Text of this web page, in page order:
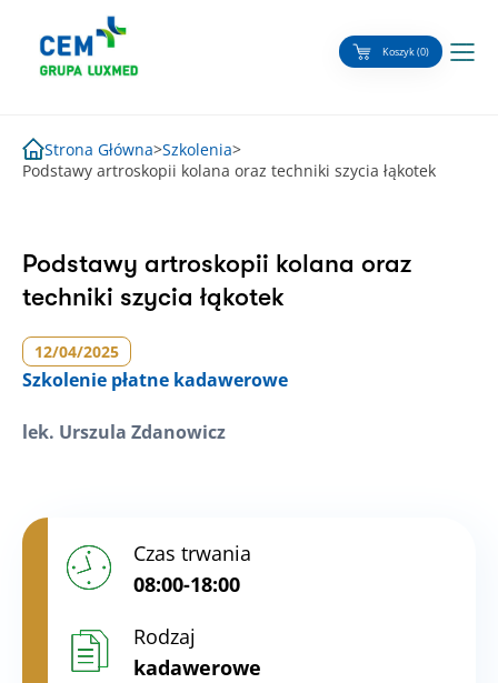
content
Koszyk (0)
Strona Główna>Szkolenia>
Podstawy artroskopii kolana oraz techniki szycia łąkotek
Podstawy artroskopii kolana oraz
techniki szycia łąkotek
12/04/2025
Szkolenie płatne kadawerowe
lek. Urszula Zdanowicz
Czas trwania
08:00-18:00
Rodzaj
kadawerowe